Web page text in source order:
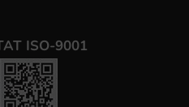
ISO-9001